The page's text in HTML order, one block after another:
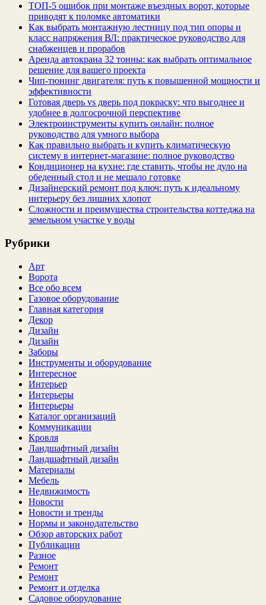
ТОП-5 ошибок при монтаже въездных ворот, которые
приводят к поломке автоматики
Как выбрать монтажную лестницу под тип опоры и
класс напряжения ВЛ: практическое руководство для
снабженцев и прорабов
Аренда автокрана 32 тонны: как выбрать оптимальное
решение для вашего проекта
Чип‑тюнинг двигателя: путь к повышенной мощности и
эффективности
Готовая дверь vs дверь под покраску: что выгоднее и
удобнее в долгосрочной перспективе
Электроинструменты купить онлайн: полное
руководство для умного выбора
Как правильно выбрать и купить климатическую
систему в интернет‑магазине: полное руководство
Кондиционер на кухне: где ставить, чтобы не дуло на
обеденный стол и не мешало готовке
Дизайнерский ремонт под ключ: путь к идеальному
интерьеру без лишних хлопот
Сложности и преимущества строительства коттеджа на
земельном участке у воды
Рубрики
Арт
Ворота
Все обо всем
Газовое оборудование
Главная категория
Декор
Дизайн
Дизайн
Заборы
Инструменты и оборудование
Интересное
Интерьер
Интерьеры
Интерьеры
Каталог организаций
Коммуникации
Кровля
Ландшафтный дизайн
Ландшафтный дизайн
Материалы
Мебель
Недвижимость
Новости
Новости и тренды
Нормы и законодательство
Обзор авторских работ
Публикации
Разное
Ремонт
Ремонт
Ремонт и отделка
Садовое оборудование